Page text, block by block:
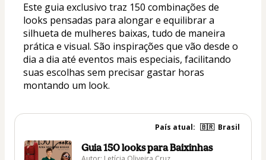
Este guia exclusivo traz 150 combinações de
looks pensadas para alongar e equilibrar a
silhueta de mulheres baixas, tudo de maneira
prática e visual. São inspirações que vão desde o
dia a dia até eventos mais especiais, facilitando
suas escolhas sem precisar gastar horas
montando um look.
País atual: 🇧🇷 Brasil
Guia 150 looks para Baixinhas